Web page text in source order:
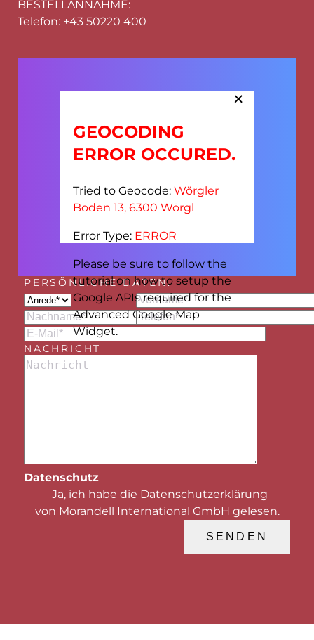
BESTELLANNAHME:
Telefon: +43 50220 400
Show Places
×
GEOCODING
ERROR OCCURED.
Tried to Geocode: Wörgler
Boden 13, 6300 Wörgl
Error Type: ERROR
Please be sure to follow the
tutorial on how to setup the
Google APIs required for the
Advanced Google Map
Widget.
Google Map API Key Tutorial
PERSÖNLICHE DATEN.
Bitte
lasse
dieses
Feld
leer.
Bitte
lasse
dieses
Feld
leer.
NACHRICHT
Datenschutz
Ja, ich habe die Datenschutzerklärung
von Morandell International GmbH gelesen.